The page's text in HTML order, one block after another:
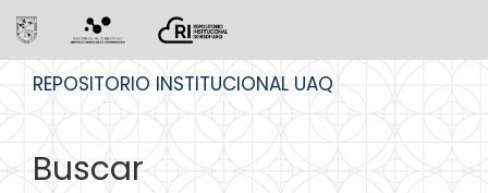
REPOSITORIO INSTITUCIONAL UAQ
Buscar